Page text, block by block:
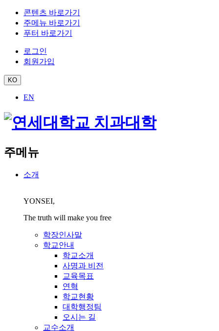
콘텐츠 바로가기
주메뉴 바로가기
푸터 바로가기
로그인
회원가입
KO
EN
주메뉴
소개
YONSEI,
The truth will make you free
학장인사말
학교안내
학교소개
사명과 비전
교육목표
연혁
학교현황
대학행정팀
오시는 길
교수소개